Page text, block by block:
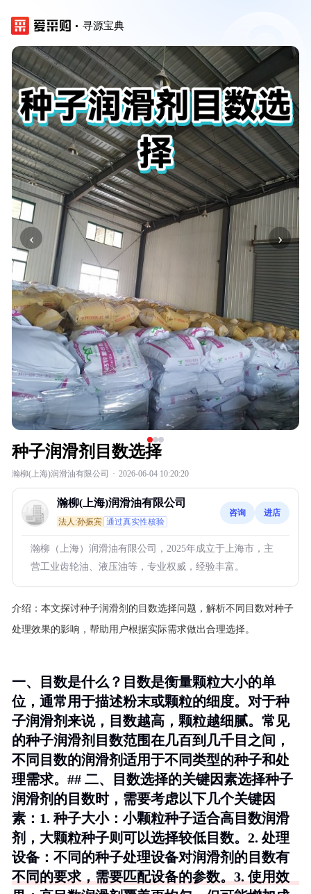
寻源宝典
‹ ›
种子润滑剂目数选择
瀚柳(上海)润滑油有限公司 · 2026-06-04 10:20:20
瀚柳(上海)润滑油有限公司
法人:孙振宾 通过真实性核验
咨询 进店
瀚柳（上海）润滑油有限公司，2025年成立于上海市，主
营工业齿轮油、液压油等，专业权威，经验丰富。
介绍： 本文探讨种子润滑剂的目数选择问题，解析不同目数对种子
处理效果的影响，帮助用户根据实际需求做出合理选择。
一、目数是什么？目数是衡量颗粒大小的单
位，通常用于描述粉末或颗粒的细度。对于种
子润滑剂来说，目数越高，颗粒越细腻。常见
的种子润滑剂目数范围在几百到几千目之间，
不同目数的润滑剂适用于不同类型的种子和处
理需求。## 二、目数选择的关键因素选择种子
润滑剂的目数时，需要考虑以下几个关键因
素：1. 种子大小：小颗粒种子适合高目数润滑
剂，大颗粒种子则可以选择较低目数。2. 处理
设备 ：不同的种子处理设备对润滑剂的目数有
不同的要求，需要匹配设备的参数。3. 使用效